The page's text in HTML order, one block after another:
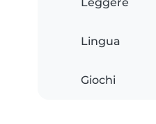
Leggere
Lingua
Giochi